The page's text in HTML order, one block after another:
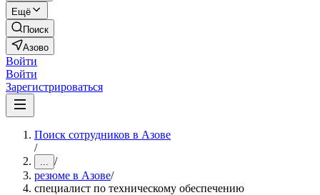
Ещё
Поиск
Азово
Войти
Войти
Зарегистрироваться
Поиск сотрудников в Азове
/
... /
резюме в Азове/
специалист по техническому обеспечению